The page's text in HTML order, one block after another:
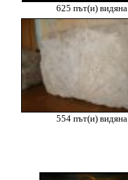
625 път(и) видяна
554 път(и) видяна